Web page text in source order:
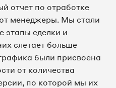
отчет по отработке
менеджеры. Мы стали
этапы сделки и
слетает больше
были присвоена
от количества
по которой мы их